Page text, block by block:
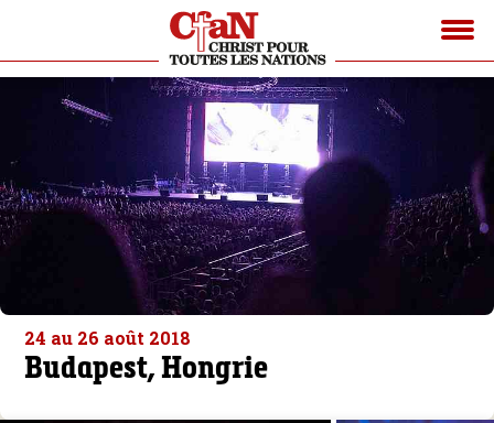
24 au 26 août 2018
Budapest, Hongrie